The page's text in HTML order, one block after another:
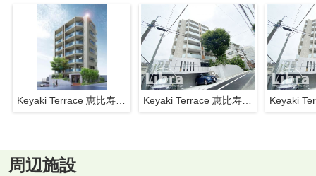
Keyaki Terrace 恵比寿南 ケヤキテラス恵比寿南
周辺施設